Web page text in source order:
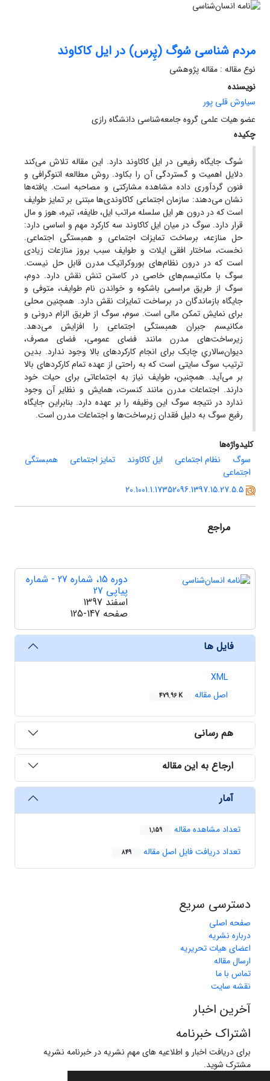
مردم شناسی سُوگ (پِرس) در ایل کاکاوند
نوع مقاله : مقاله پژوهشی
نویسنده
سیاوش قلی پور
عضو هیات علمی گروه جامعه‌شناسی دانشگاه رازی
چکیده
سُوگ جایگاه رفیعی در ایل کاکاوند دارد. این مقاله تلاش‌ می‌کند
دلایل اهمیت و گستردگی آن را بکاود. روش مطالعه اتنوگرافی و
فنون گردآوری داده مشاهده مشارکتی و مصاحبه است. یافته‌ها
نشان می‌دهند: سازمان اجتماعی کاکاوندی‌ها مبتنی بر تمایز طوایف
است که در درون هر ایل سلسله مراتب ایل، طایفه، تیره، هوز و مال
قرار دارد. سوگ در میان ایل کاکاوند سه کارکرد مهم و اساسی دارد:
حل منازعه، برساخت تمایزات اجتماعی و همبستگی اجتماعی.
نخست، ساختار افقی ایلات و طوایف سبب بروز منازعات زیادی
است که در درون نظام‌های بوروکراتیک مدرن قابل حل نیست.
سوگ با مکانیسم‌های خاصی در کاستن تنش نقش دارد. دوم،
سوگ از طریق مراسمی باشکوه و خواندن نام طوایف، متوفی و
جایگاه بازماندگان در برساخت تمایزات نقش دارد. همچنین محلی
برای نمایش تمکن مالی است. سوم، سوگ از طریق الزام درونی و
مکانیسم جبران همبستگی اجتماعی را افزایش می‌دهد.
زیرساخت‌های مدرن مانند فضای عمومی، فضای مصرف،
دیوان‌سالاریِ چابک برای انجام کارکردهای بالا وجود ندارد. بدین
ترتیب سوگ سایتی است که به راحتی از عهده تمام کارکردهای بالا
بر می‌آید. همچنین، طوایف نیاز به اجتماعاتی برای حیات خود
دارند. اجتماعات مدرن مانند کنسرت، همایش و نظایر آن وجود
ندارد در نتیجه سوگ این وظیفه را بر عهده دارد. بنابراین جایگاه
رفیع سوگ به دلیل فقدان زیرساخت‌ها و اجتماعات مدرن است.
کلیدواژه‌ها
سوگ
نظام اجتماعی ایل کاکاوند تمایز اجتماعی
همبستگی
اجتماعی
20.1001.1.17352096.1397.15.27.5.5
مراجع
دوره 15، شماره 27 - شماره
پیاپی 27
اسفند 1397
صفحه 125-147
فایل ها
XML
اصل مقاله
479.96 K
هم رسانی
ارجاع به این مقاله
آمار
تعداد مشاهده مقاله 1,159
تعداد دریافت فایل اصل مقاله 849
دسترسی سریع
صفحه اصلی
درباره نشریه
اعضای هیات تحریریه
ارسال مقاله
تماس با ما
نقشه سایت
آخرین اخبار
اشتراک خبرنامه
برای دریافت اخبار و اطلاعیه های مهم نشریه در خبرنامه نشریه
مشترک شوید.